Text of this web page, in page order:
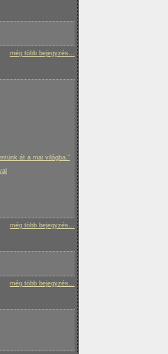
még több bejegyzés...
át a mai világba.”
még több bejegyzés...
még több bejegyzés...